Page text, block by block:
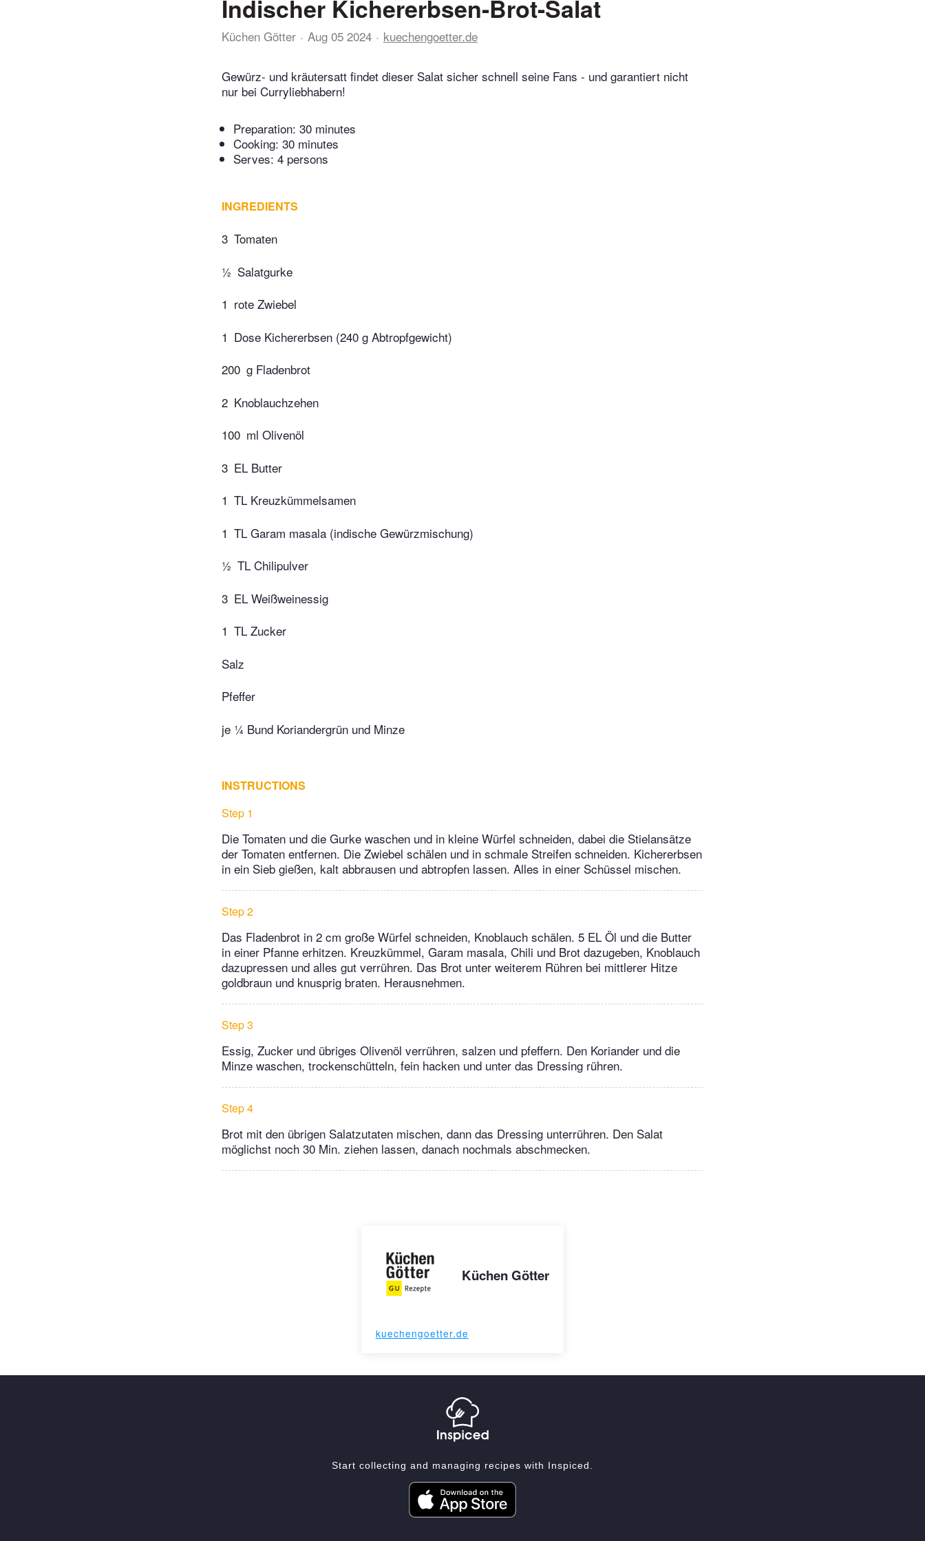
Indischer Kichererbsen-Brot-Salat
Küchen Götter Aug 05 2024 kuechengoetter.de
Gewürz- und kräutersatt findet dieser Salat sicher schnell seine Fans - und garantiert nicht
nur bei Curryliebhabern!
Preparation: 30 minutes
Cooking: 30 minutes
Serves: 4 persons
INGREDIENTS
3 Tomaten
½ Salatgurke
1 rote Zwiebel
1 Dose Kichererbsen (240 g Abtropfgewicht)
200 g Fladenbrot
2 Knoblauchzehen
100 ml Olivenöl
3 EL Butter
1 TL Kreuzkümmelsamen
1 TL Garam masala (indische Gewürzmischung)
½ TL Chilipulver
3 EL Weißweinessig
1 TL Zucker
Salz
Pfeffer
je ¼ Bund Koriandergrün und Minze
INSTRUCTIONS
Step 1
Die Tomaten und die Gurke waschen und in kleine Würfel schneiden, dabei die Stielansätze
der Tomaten entfernen. Die Zwiebel schälen und in schmale Streifen schneiden. Kichererbsen
in ein Sieb gießen, kalt abbrausen und abtropfen lassen. Alles in einer Schüssel mischen.
Step 2
Das Fladenbrot in 2 cm große Würfel schneiden, Knoblauch schälen. 5 EL Öl und die Butter
in einer Pfanne erhitzen. Kreuzkümmel, Garam masala, Chili und Brot dazugeben, Knoblauch
dazupressen und alles gut verrühren. Das Brot unter weiterem Rühren bei mittlerer Hitze
goldbraun und knusprig braten. Herausnehmen.
Step 3
Essig, Zucker und übriges Olivenöl verrühren, salzen und pfeffern. Den Koriander und die
Minze waschen, trockenschütteln, fein hacken und unter das Dressing rühren.
Step 4
Brot mit den übrigen Salatzutaten mischen, dann das Dressing unterrühren. Den Salat
möglichst noch 30 Min. ziehen lassen, danach nochmals abschmecken.
Küchen Götter
kuechengoetter.de
Start collecting and managing recipes with Inspiced.